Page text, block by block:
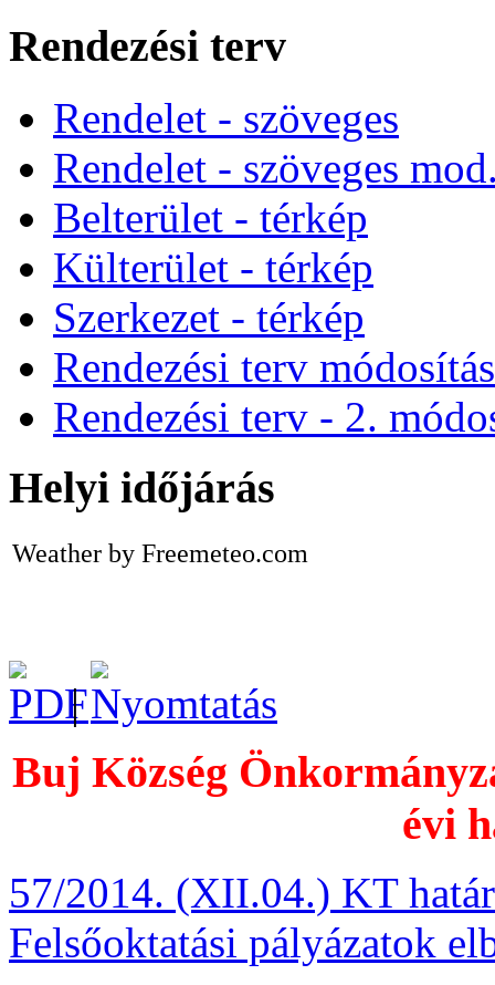
Rendezési terv
Rendelet - szöveges
Rendelet - szöveges
Belterület - térkép
Külterület - térkép
Szerkezet - térkép
Rendezési terv
Rendezési terv - 2.
Helyi időjárás
Weather by Freemeteo.com
|
Buj Község
évi
57/2014. (XII.04.) KT
Felsőoktatási pályázatok